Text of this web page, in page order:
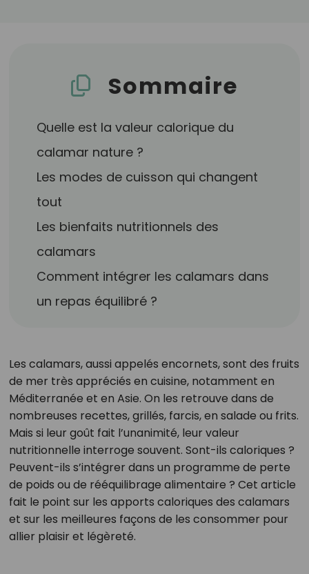
Sommaire
Quelle est la valeur calorique du
calamar nature ?
Les modes de cuisson qui changent
tout
Les bienfaits nutritionnels des
calamars
Comment intégrer les calamars dans
un repas équilibré ?
Les calamars, aussi appelés encornets, sont des fruits
de mer très appréciés en cuisine, notamment en
Méditerranée et en Asie. On les retrouve dans de
nombreuses recettes, grillés, farcis, en salade ou frits.
Mais si leur goût fait l’unanimité, leur valeur
nutritionnelle interroge souvent. Sont-ils caloriques ?
Peuvent-ils s’intégrer dans un programme de perte
de poids ou de rééquilibrage alimentaire ? Cet article
fait le point sur les apports caloriques des calamars
et sur les meilleures façons de les consommer pour
allier plaisir et légèreté.